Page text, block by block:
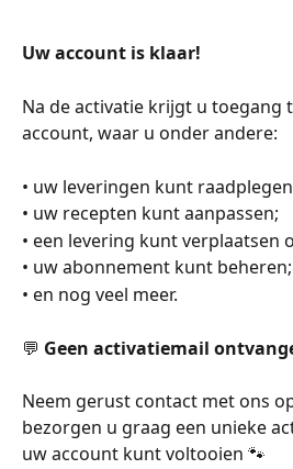
Uw account is klaar!
Na de activatie krijgt u toegang
account, waar u onder andere:
• uw leveringen kunt
• uw recepten kunt aanpassen;
• een levering kunt verplaatsen
• uw abonnement kunt beheren;
• en nog veel meer.
💬 Geen activatiemail
Neem gerust contact met ons
bezorgen u graag een unieke
uw account kunt voltooien 🐾